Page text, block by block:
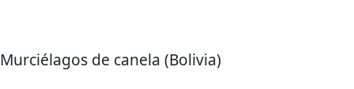
Murciélagos de canela (Bolivia)